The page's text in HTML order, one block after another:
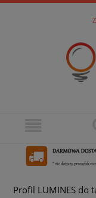
Profil LUMINES do